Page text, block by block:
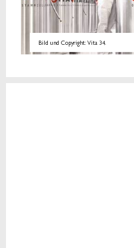
Bild und Copyright: Vita 34.